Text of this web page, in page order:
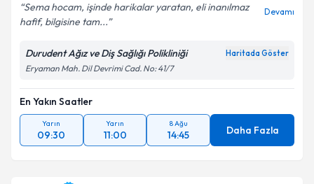
Sema hocam, işinde harikalar yaratan, eli inanılmaz
hafif, bilgisine tam...
Devamı
Durudent Ağız ve Diş Sağlığı Polikliniği Haritada Göster
Eryaman Mah. Dil Devrimi Cad. No: 41/7
En Yakın Saatler
Yarın
09:30
Yarın
11:00
8 Ağu
14:45 Daha Fazla